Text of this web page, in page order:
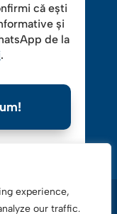
experience,
our traffic.
că ești
și
de la
.